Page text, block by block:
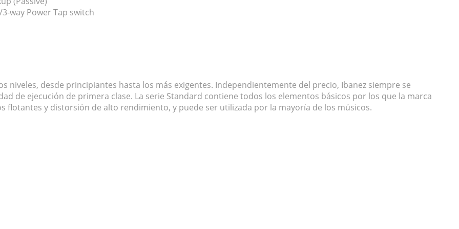
way Power Tap switch
niveles, desde principiantes hasta los más exigentes. Independientemente del precio, Ibanez siempre se
de ejecución de primera clase. La serie Standard contiene todos los elementos básicos por los que la marca
flotantes y distorsión de alto rendimiento, y puede ser utilizada por la mayoría de los músicos.